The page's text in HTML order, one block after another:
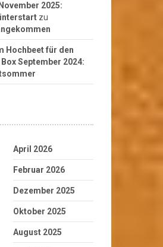
2025:
zu
Hochbeet für den
September 2024:
April 2026
Februar 2026
Dezember 2025
Oktober 2025
August 2025